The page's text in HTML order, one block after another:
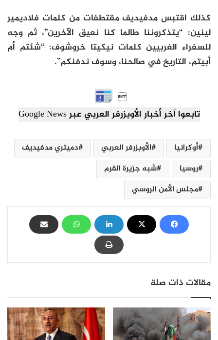
كذلك اقتبس مدفيديف مقتطفات من كلمات فلاديمير
لينين: “يتذكروننا طالما كنا نعيق الآخرين”، ثم وجه
للسفراء الغربيين كلمات نيكيتا خروشوف: “شئتم أم
أبيتم، التاريخ في صالحنا، وسوف ندفنكم”.

تابعوا آخر أخبار الأوبزرفر العربي عبر Google News
أوكرانيا الأوبزرفر العربي
دميتري مدفيديف
روسيا
شبه جزيرة القرم
مجلس الأمن الروسي
مقالات ذات صلة